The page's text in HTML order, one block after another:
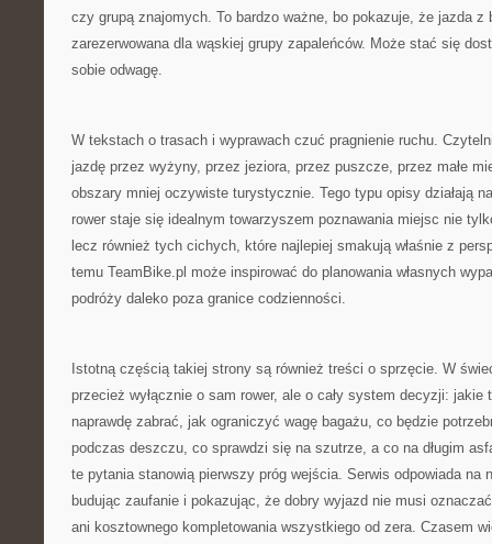
czy grupą znajomych. To bardzo ważne, bo pokazuje, że jazda z
zarezerwowana dla wąskiej grupy zapaleńców. Może stać się
sobie odwagę.
W tekstach o trasach i wyprawach czuć pragnienie ruchu.
jazdę przez wyżyny, przez jeziora, przez puszcze, przez małe
obszary mniej oczywiste turystycznie. Tego typu opisy działają
rower staje się idealnym towarzyszem poznawania miejsc nie
lecz również tych cichych, które najlepiej smakują właśnie z
temu TeamBike.pl może inspirować do planowania własnych
podróży daleko poza granice codzienności.
Istotną częścią takiej strony są również treści o sprzęcie. W
przecież wyłącznie o sam rower, ale o cały system decyzji:
naprawdę zabrać, jak ograniczyć wagę bagażu, co będzie
podczas deszczu, co sprawdzi się na szutrze, a co na długim
te pytania stanowią pierwszy próg wejścia. Serwis odpowiada na
budując zaufanie i pokazując, że dobry wyjazd nie musi
ani kosztownego kompletowania wszystkiego od zera. Czasem